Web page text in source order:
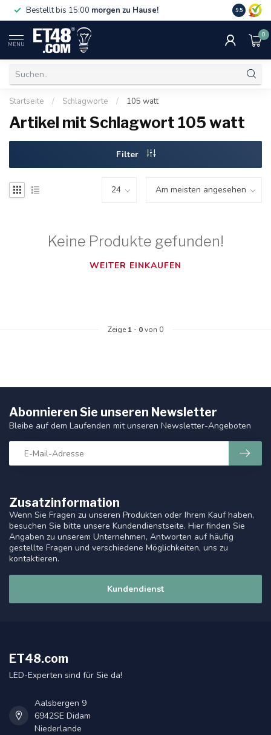
Bestellt bis 15:00 morgen zu Hause! 75 €. Nur
9.5
MENU
0
Startseite / Schlagworte / 105 watt
Artikel mit Schlagwort 105 watt
Filter
Keine Produkte gefunden!
WEITER EINKAUFEN
Zeige 1 - 0von 0
Zusatzinformation
Wenn Sie Fragen zu unseren Produkten oder Ihrem Kauf haben,
besuchen Sie bitte unsere Kundendienstseite. Hier finden Sie
Angaben zu unserem Unternehmen, Antworten auf häufig
gestellte Fragen und verschiedene Möglichkeiten, uns zu
kontaktieren.
Kundendienst
Abonnieren Sie unseren Newsletter
Bleibe auf dem Laufenden mit unseren Newsletter-Angeboten
ET48.com
LED-Experten sind für Sie da!
Aalsbergen 9
6942SE Didam
Niederlande